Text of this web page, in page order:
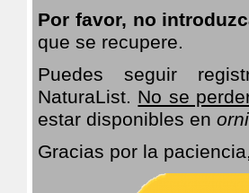
Por favor, no
que se recupere.
Puedes seguir
NaturaList. No se
estar disponibles en
Gracias por la